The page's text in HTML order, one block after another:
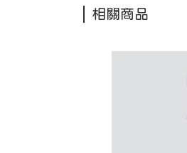
相關商品